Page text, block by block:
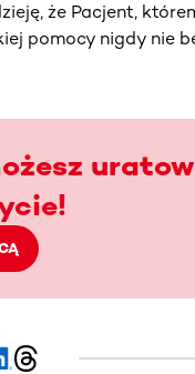
że Pacjent,
pomocy nigdy nie